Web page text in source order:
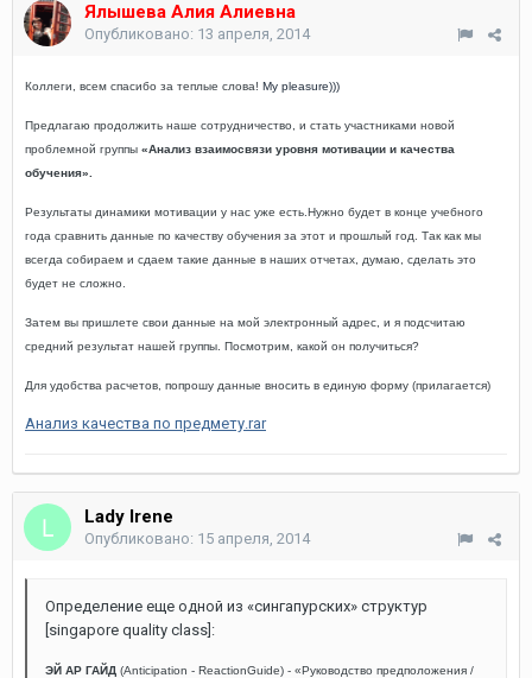
Ялышева Алия Алиевна
Опубликовано: 13 апреля, 2014
Коллеги, всем спасибо за теплые слова! My pleasure)))
Предлагаю продолжить наше сотрудничество, и стать участниками новой
проблемной группы «Анализ взаимосвязи уровня мотивации и качества
обучения».
Результаты динамики мотивации у нас уже есть.Нужно будет в конце учебного
года сравнить данные по качеству обучения за этот и прошлый год. Так как мы
всегда собираем и сдаем такие данные в наших отчетах, думаю, сделать это
будет не сложно.
Затем вы пришлете свои данные на мой электронный адрес, и я подсчитаю
средний результат нашей группы. Посмотрим, какой он получиться?
Для удобства расчетов, попрошу данные вносить в единую форму (прилагается)
Анализ качества по предмету.rar
Lady Irene
Опубликовано: 15 апреля, 2014
Определение еще одной из «сингапурских» структур
[singapore quality class]:
ЭЙ АР ГАЙД (Anticipation - ReactionGuide) - «Руководство предположения /